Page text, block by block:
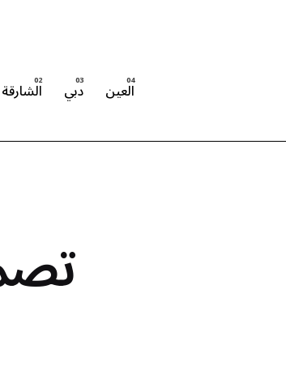
الشارقة دبي العين